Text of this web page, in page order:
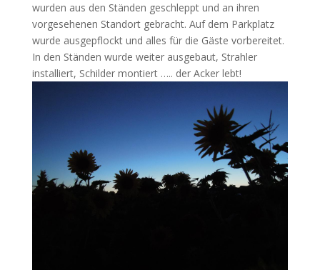
wurden aus den Ständen geschleppt und an ihren
vorgesehenen Standort gebracht. Auf dem Parkplatz
wurde ausgepflockt und alles für die Gäste vorbereitet.
In den Ständen wurde weiter ausgebaut, Strahler
installiert, Schilder montiert ….. der Acker lebt!